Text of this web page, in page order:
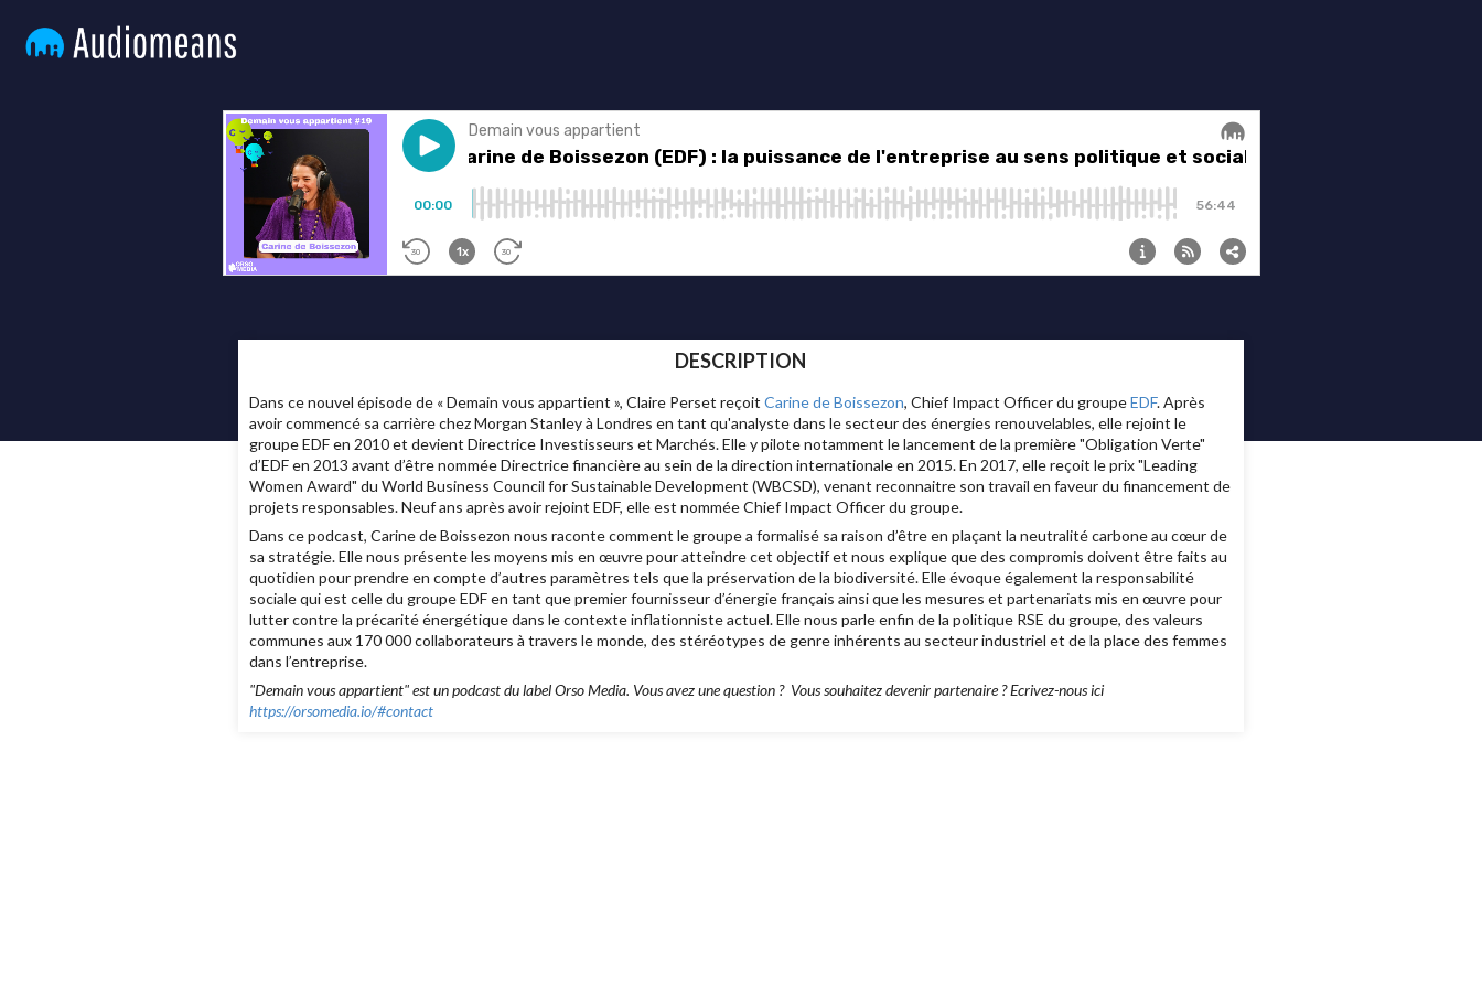
DESCRIPTION
Dans ce nouvel épisode de « Demain vous appartient », Claire Perset reçoit Carine de Boissezon, Chief Impact Officer du groupeEDF. Après
avoir commencé sa carrière chez Morgan Stanley à Londres en tant qu'analyste dans le secteur des énergies renouvelables, elle rejoint le
groupe EDF en 2010 et devient Directrice Investisseurs et Marchés. Elle y pilote notamment le lancement de la première "Obligation Verte"
d’EDF en 2013 avant d’être nommée Directrice financière au sein de la direction internationale en 2015. En 2017, elle reçoit le prix "Leading
Women Award" du World Business Council for Sustainable Development (WBCSD), venant reconnaitre son travail en faveur du financement de
projets responsables. Neuf ans après avoir rejoint EDF, elle est nommée Chief Impact Officer du groupe.
Dans ce podcast, Carine de Boissezon nous raconte comment le groupe a formalisé sa raison d’être en plaçant la neutralité carbone au cœur de
sa stratégie. Elle nous présente les moyens mis en œuvre pour atteindre cet objectif et nous explique que des compromis doivent être faits au
quotidien pour prendre en compte d’autres paramètres tels que la préservation de la biodiversité. Elle évoque également la responsabilité
sociale qui est celle du groupe EDF en tant que premier fournisseur d’énergie français ainsi que les mesures et partenariats mis en œuvre pour
lutter contre la précarité énergétique dans le contexte inflationniste actuel. Elle nous parle enfin de la politique RSE du groupe, des valeurs
communes aux 170 000 collaborateurs à travers le monde, des stéréotypes de genre inhérents au secteur industriel et de la place des femmes
dans l’entreprise.
"Demain vous appartient" est un podcast du label Orso Media. Vous avez une question ? Vous souhaitez devenir partenaire ? Ecrivez-nous ici
https://orsomedia.io/#contact